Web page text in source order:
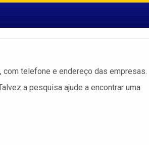
com telefone e endereço das empresas.
a pesquisa ajude a encontrar uma